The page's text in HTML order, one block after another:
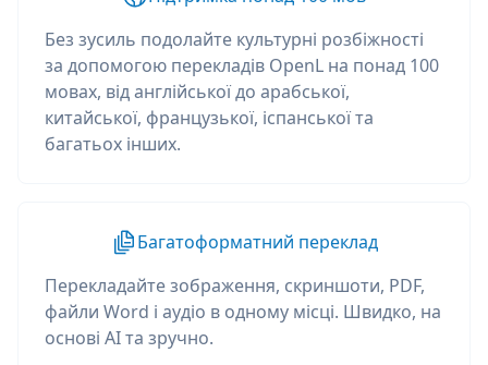
Без зусиль подолайте культурні розбіжності
за допомогою перекладів OpenL на понад 100
мовах, від англійської до арабської,
китайської, французької, іспанської та
багатьох інших.
Багатоформатний переклад
Перекладайте зображення, скриншоти, PDF,
файли Word і аудіо в одному місці. Швидко, на
основі AI та зручно.